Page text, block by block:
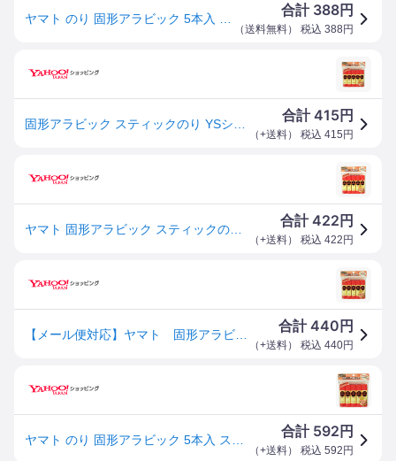
合計 388円
（送料無料） 税込 388 円
合計415円
（+送料） 税込 415 円
合計422 円
（+送料） 税込 422 円
合計440 円
（+送料） 税込 440円
合計 592 円
（+送料） 税込 592 円